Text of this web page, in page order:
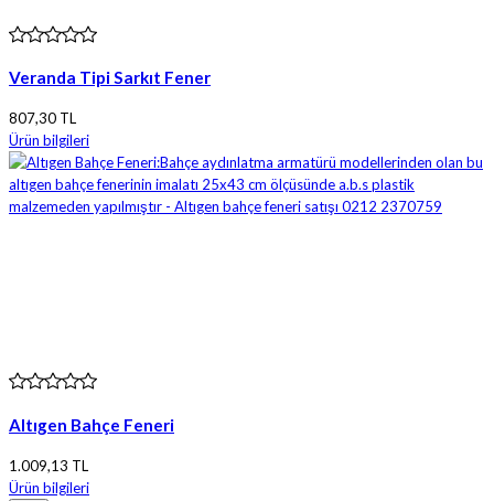
Veranda Tipi Sarkıt Fener
807,30 TL
Ürün bilgileri
Altıgen Bahçe Feneri
1.009,13 TL
Ürün bilgileri